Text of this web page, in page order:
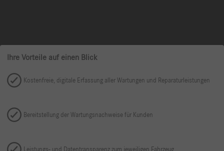
Ihre Vorteile auf einen Blick
Kostenfreie, digitale Erfassung aller Wartungen und Reparaturleistungen
Bereitstellung der Wartungsnachweise für Kunden